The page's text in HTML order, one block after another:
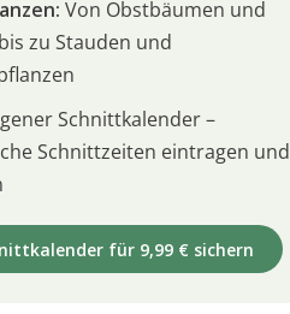
Von Obstbäumen und
zu Stauden und
Schnittkalender –
Schnittzeiten eintragen und
für 9,99 € sichern